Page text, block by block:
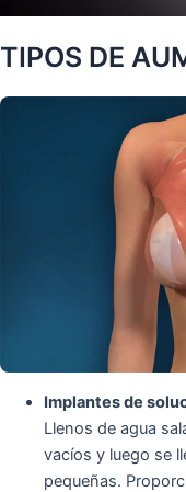
TIPOS DE
Implantes de
Llenos de agua
vacíos y luego se
pequeñas.